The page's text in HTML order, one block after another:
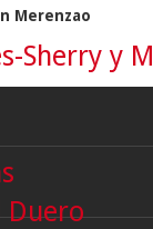
Merenzao
Sherry y
Duero